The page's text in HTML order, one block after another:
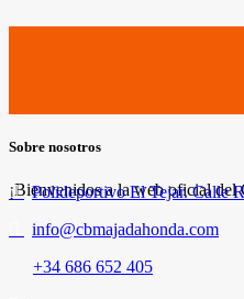
Sobre nosotros
¡Bienvenidos a la web oficial
Polideportivo El Tejar. Calle
info@cbmajadahonda.com
+34 686 652 405